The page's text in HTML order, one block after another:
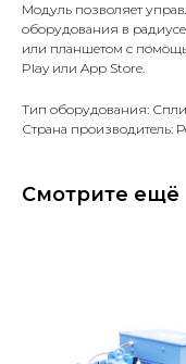
Модуль позволяет
оборудования в
или планшетом с
Play или App Store.
Тип оборудования:
Страна производитель:
Смотрите ещё